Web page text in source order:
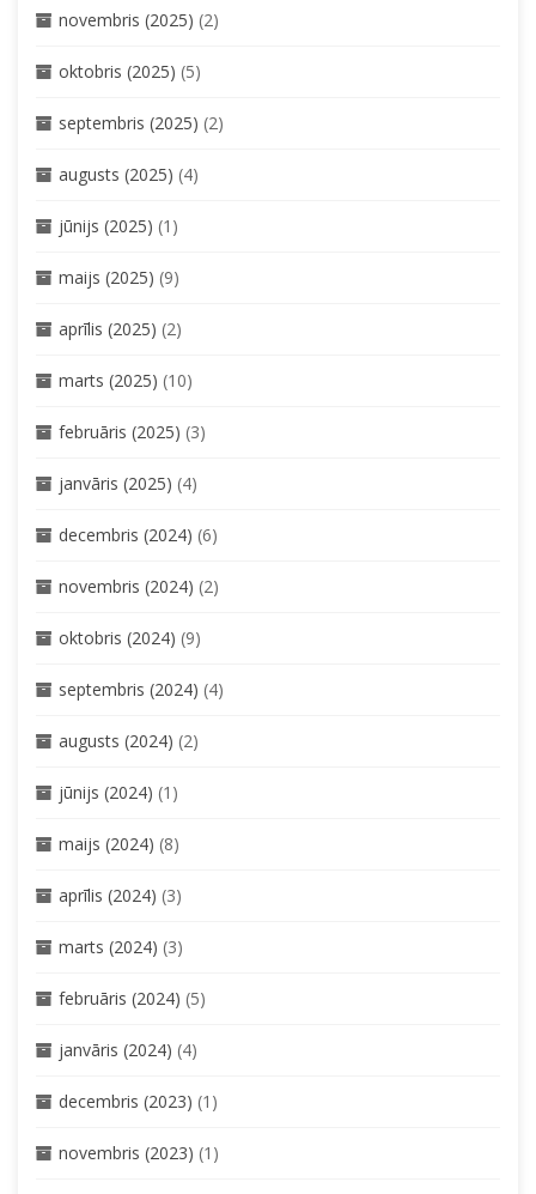
novembris (2025) (2)
oktobris (2025) (5)
septembris (2025) (2)
augusts (2025) (4)
jūnijs (2025) (1)
maijs (2025) (9)
aprīlis (2025) (2)
marts (2025) (10)
februāris (2025) (3)
janvāris (2025) (4)
decembris (2024) (6)
novembris (2024) (2)
oktobris (2024) (9)
septembris (2024) (4)
augusts (2024) (2)
jūnijs (2024) (1)
maijs (2024) (8)
aprīlis (2024) (3)
marts (2024) (3)
februāris (2024) (5)
janvāris (2024) (4)
decembris (2023) (1)
novembris (2023) (1)